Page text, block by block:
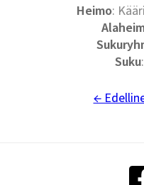
Heimo:
Suku:
←